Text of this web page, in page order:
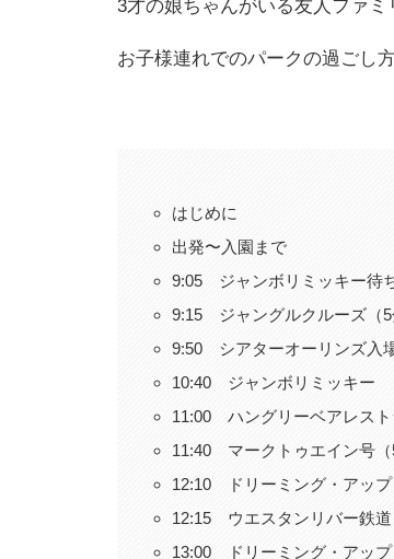
3才の娘ちゃんがいる友人ファミ
お子様連れでのパークの過ごし
はじめに
出発〜入園まで
9:05 ジャンボリミッキー待
9:15 ジャングルクルーズ（5
9:50 シアターオーリンズ入
10:40 ジャンボリミッキー
11:00 ハングリーベアレスト
11:40 マークトゥエイン号（
12:10 ドリーミング・アップ
12:15 ウエスタンリバー鉄道
13:00 ドリーミング・アップ